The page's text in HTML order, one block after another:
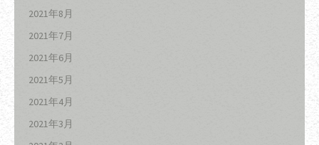
2021年8月
2021年7月
2021年6月
2021年5月
2021年4月
2021年3月